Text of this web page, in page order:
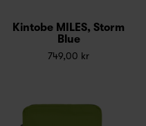
Kintobe MILES, Storm
Blue
749,00 kr